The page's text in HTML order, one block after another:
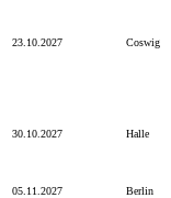
23.10.2027 Coswig
30.10.2027 Halle
05.11.2027 Berlin